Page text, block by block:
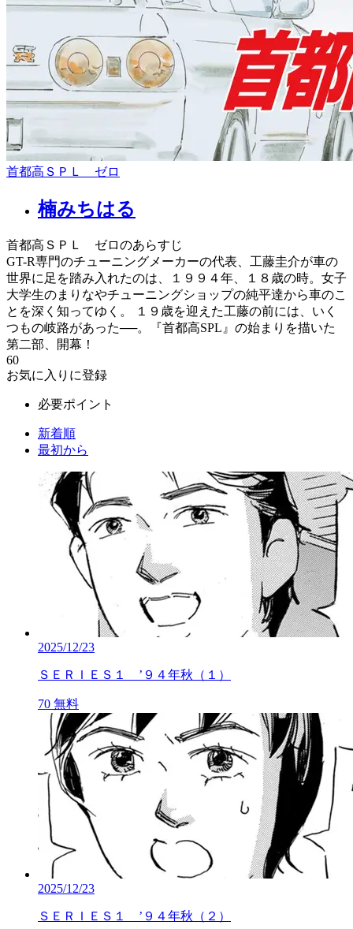
首都高ＳＰＬ ゼロ
楠みちはる
首都高ＳＰＬ ゼロのあらすじ
GT-R専門のチューニングメーカーの代表、工藤圭介が車の
世界に足を踏み入れたのは、１９９４年、１８歳の時。女子
大学生のまりなやチューニングショップの純平達から車のこ
とを深く知ってゆく。 １９歳を迎えた工藤の前には、いく
つもの岐路があった──。『首都高SPL』の始まりを描いた
第二部、開幕！
60
お気に入りに登録
必要ポイント
新着順
最初から
2025/12/23
ＳＥＲＩＥＳ１ ’９４年秋（１）
70 無料
2025/12/23
ＳＥＲＩＥＳ１ ’９４年秋（２）